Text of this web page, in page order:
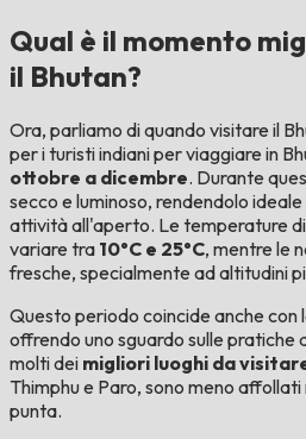
Qual è il momento
il Bhutan?
Ora, parliamo di quando visitare il
per i turisti indiani per viaggiare in
ottobre a dicembre. Durante
secco e luminoso, rendendolo
attività all'aperto. Le temperature
variare tra 10°C e 25°C, mentre le
fresche, specialmente ad altitudini
Questo periodo coincide anche con
offrendo uno sguardo sulle pratiche
molti dei migliori luoghi da
Thimphu e Paro, sono meno
punta.